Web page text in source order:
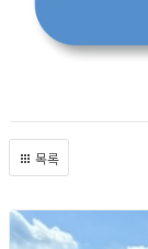
목록